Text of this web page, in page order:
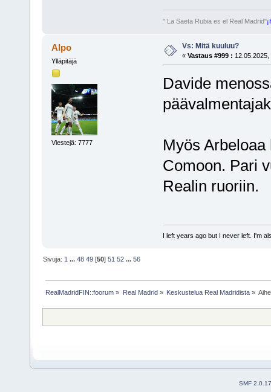
" La Saeta Rubia es el Real Madrid"
Alpo
Ylläpitäjä
Viestejä: 7777
Vs: Mitä kuuluu?
« Vastaus #999 :
Davide
Myös
Comoon. Pari
Realin ruoriin.
I left years ago but I never left. I'm
Sivuja: 1 ...48 49 [50]51 52 ...56
RealMadridFIN::foorum » Real Madrid » Keskustelua Real Madridista»
SMF 2.0.17